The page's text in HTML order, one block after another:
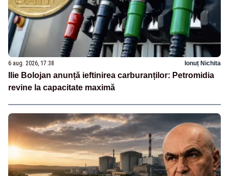
6 aug. 2026, 17:38 Ionuț Nichita
Ilie Bolojan anunță ieftinirea carburanților: Petromidia
revine la capacitate maximă